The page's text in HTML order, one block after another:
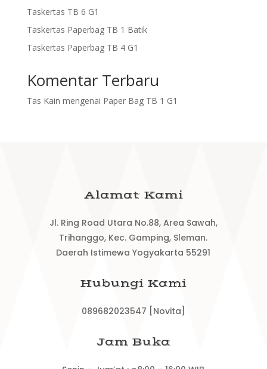
Taskertas TB 6 G1
Taskertas Paperbag TB 1 Batik
Taskertas Paperbag TB 4 G1
Komentar Terbaru
Tas Kain mengenai Paper Bag TB 1 G1
Alamat Kami
Jl. Ring Road Utara No.88, Area Sawah,
Trihanggo, Kec. Gamping, Sleman.
Daerah Istimewa Yogyakarta 55291
Hubungi Kami
089682023547 [Novita]
Jam Buka